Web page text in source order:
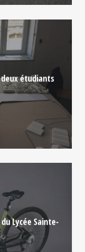
étudiants
Lycée Sainte-